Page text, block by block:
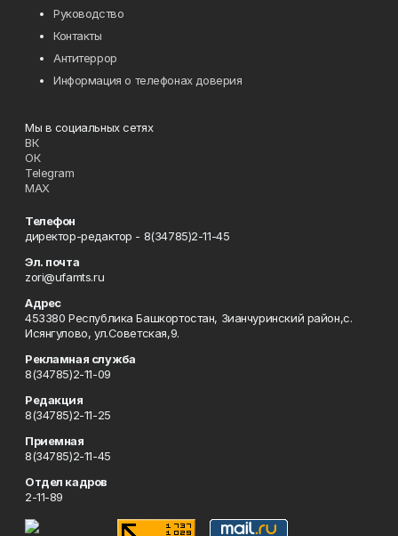
Руководство
Контакты
Антитеррор
Информация о телефонах доверия
Мы в социальных сетях
ВК
ОК
Telegram
MAX
Телефон
директор-редактор - 8(34785)2-11-45
Эл. почта
zori@ufamts.ru
Адрес
453380 Республика Башкортостан, Зианчуринский район,с.
Исянгулово, ул.Советская,9.
Рекламная служба
8(34785)2-11-09
Редакция
8(34785)2-11-25
Приемная
8(34785)2-11-45
Отдел кадров
2-11-89